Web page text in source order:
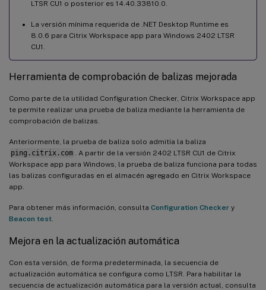
LTSR CU1 o posterior es 14.40.33810.0.
La versión mínima requerida de .NET Desktop Runtime es
8.0.6 para Citrix Workspace app para Windows 2402 LTSR
CU1.
Herramienta de comprobación de balizas mejorada
Como parte de la utilidad Configuration Checker, Citrix Workspace app
te permite realizar una prueba de baliza mediante la herramienta de
comprobación de balizas.
Anteriormente, la prueba de baliza solo admitía la baliza
ping.citrix.com
. A partir de la versión 2402 LTSR CU1 de Citrix
Workspace app para Windows, la prueba de baliza funciona para todas
las balizas configuradas en el almacén agregado en Citrix Workspace
app.
Para obtener más información, consulta Configuration Checker y
Beacon test
Mejora en la actualización automática
Con esta versión, de forma predeterminada, la secuencia de
actualización automática se configura como LTSR. Para habilitar la
secuencia de actualización automática para la versión actual, consulta